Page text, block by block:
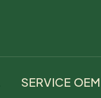
SERVICE OEM